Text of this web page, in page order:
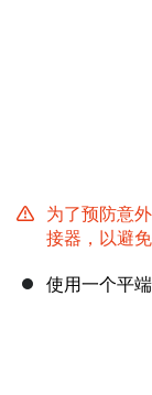
为了预防意
接器，以避免
使用一个平